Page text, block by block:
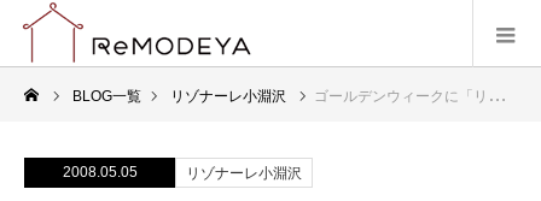
BLOG一覧 リゾナーレ小淵沢 ゴールデンウィークに「リゾナーレ小淵沢」に行ってきました。
2008.05.05 リゾナーレ小淵沢